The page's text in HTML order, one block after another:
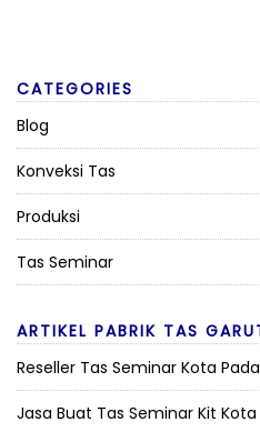
CATEGORIES
Blog
Konveksi Tas
Produksi
Tas Seminar
ARTIKEL PABRIK TAS
Reseller Tas Seminar Kota
Jasa Buat Tas Seminar Kit